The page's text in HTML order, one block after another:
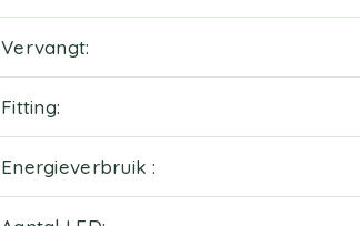
Vervangt
Fitting
Energieverbruik